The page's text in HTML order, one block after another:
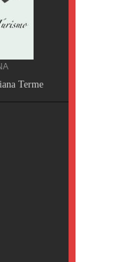
Terme